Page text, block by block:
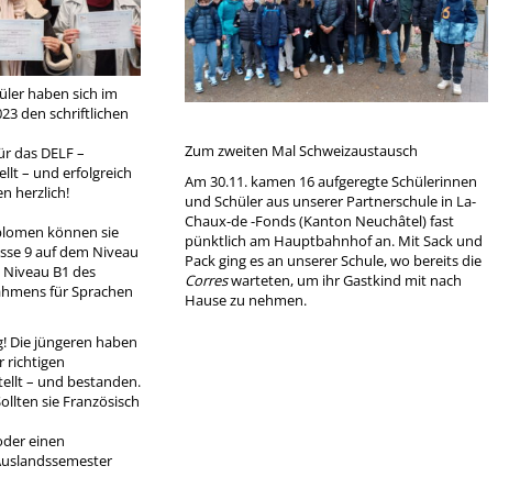
haben sich im
den schriftlichen
das DELF –
– und erfolgreich
herzlich!
können sie
9 auf dem Niveau
B1 des
für Sprachen
Die jüngeren haben
richtigen
– und bestanden.
sie Französisch
einen
Zum zweiten Mal Schweizaustausch
Am 30.11. kamen 16 aufgeregte Schülerinnen
und Schüler aus unserer Partnerschule in La-
Chaux-de -Fonds (Kanton Neuchâtel) fast
pünktlich am Hauptbahnhof an. Mit Sack und
Pack ging es an unserer Schule, wo bereits die
Correswarteten, um ihr Gastkind mit nach
Hause zu nehmen.